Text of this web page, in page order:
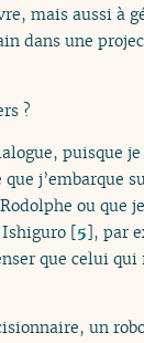
mais aussi à
dans une
?
puisque
j’embarque
ou que
Ishiguro [5], par
que celui
un